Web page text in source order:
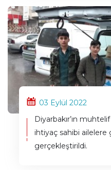
03 Eylül 2022
Diyarbakır’ın
ihtiyaç sahibi ailelere
gerçekleştirildi.